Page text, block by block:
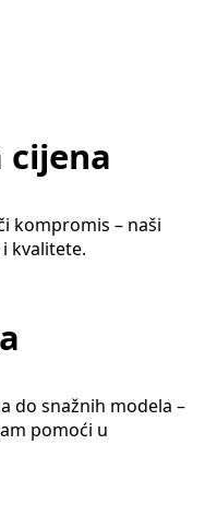
cijena
kompromis – naši
kvalitete.
do snažnih modela –
pomoći u